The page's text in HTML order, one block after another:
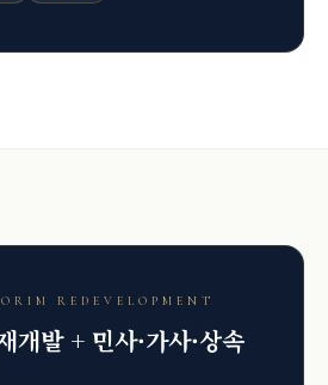
REDEVELOPMENT
개발 + 민사·가사·상속